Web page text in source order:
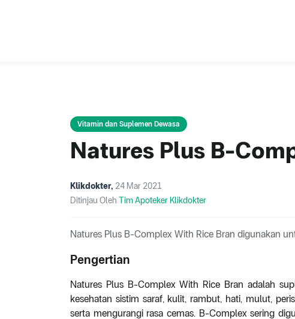
Vitamin dan Suplemen Dewasa
Natures Plus B-
Klikdokter, 24 Mar 2021
Ditinjau Oleh Tim Apoteker Klikdokter
Natures Plus B-Complex With Rice Bran digunakan
Pengertian
Natures Plus B-Complex With Rice Bran adalah
kesehatan sistim saraf, kulit, rambut, hati, mulut,
serta mengurangi rasa cemas. B-Complex sering